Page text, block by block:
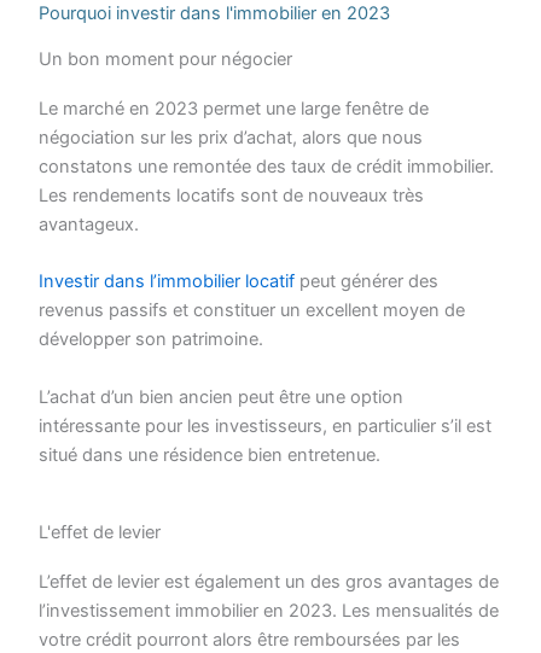
Pourquoi investir dans l'immobilier en 2023
Un bon moment pour négocier
Le marché en 2023 permet une large fenêtre de
négociation sur les prix d’achat, alors que nous
constatons une remontée des taux de crédit immobilier.
Les rendements locatifs sont de nouveaux très
avantageux.
Investir dans l’immobilier locatif peut générer des
revenus passifs et constituer un excellent moyen de
développer son patrimoine.
L’achat d’un bien ancien peut être une option
intéressante pour les investisseurs, en particulier s’il est
situé dans une résidence bien entretenue.
L'effet de levier
L’effet de levier est également un des gros avantages de
l’investissement immobilier en 2023. Les mensualités de
votre crédit pourront alors être remboursées par les